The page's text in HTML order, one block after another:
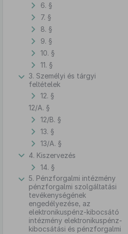
6. §
7. §
8. §
9. §
10. §
11. §
3. Személyi és tárgyi
feltételek
12. §
12/A. §
12/B. §
13. §
13/A. §
4. Kiszervezés
14. §
5. Pénzforgalmi intézmény
pénzforgalmi szolgáltatási
tevékenységének
engedélyezése, az
elektronikuspénz-kibocsátó
intézmény elektronikuspénz-
kibocsátási és pénzforgalmi